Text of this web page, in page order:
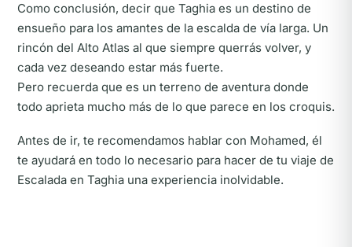
Como conclusión, decir que Taghia es un destino de
ensueño para los amantes de la escalda de vía larga. Un
rincón del Alto Atlas al que siempre querrás volver, y
cada vez deseando estar más fuerte.
Pero recuerda que es un terreno de aventura donde
todo aprieta mucho más de lo que parece en los croquis.
Antes de ir, te recomendamos hablar con Mohamed, él
te ayudará en todo lo necesario para hacer de tu viaje de
Escalada en Taghia una experiencia inolvidable.